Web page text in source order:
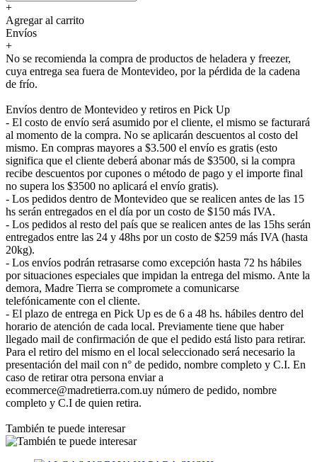
+
Agregar al carrito
Envíos
+
No se recomienda la compra de productos de heladera y freezer,
cuya entrega sea fuera de Montevideo, por la pérdida de la cadena
de frío.
Envíos dentro de Montevideo y retiros en Pick Up
- El costo de envío será asumido por el cliente, el mismo se facturará
al momento de la compra. No se aplicarán descuentos al costo del
mismo. En compras mayores a $3.500 el envío es gratis (esto
significa que el cliente deberá abonar más de $3500, si la compra
recibe descuentos por cupones o método de pago y el importe final
no supera los $3500 no aplicará el envío gratis).
- Los pedidos dentro de Montevideo que se realicen antes de las 15
hs serán entregados en el día por un costo de $150 más IVA.
- Los pedidos al resto del país que se realicen antes de las 15hs serán
entregados entre las 24 y 48hs por un costo de $259 más IVA (hasta
20kg).
- Los envíos podrán retrasarse como excepción hasta 72 hs hábiles
por situaciones especiales que impidan la entrega del mismo. Ante la
demora, Madre Tierra se compromete a comunicarse
telefónicamente con el cliente.
- El plazo de entrega en Pick Up es de 6 a 48 hs. hábiles dentro del
horario de atención de cada local. Previamente tiene que haber
llegado mail de confirmación de que el pedido está listo para retirar.
Para el retiro del mismo en el local seleccionado será necesario la
presentación del mail con n° de pedido, nombre completo y C.I. En
caso de retirar otra persona enviar a
ecommerce@madretierra.com.uy número de pedido, nombre
completo y C.I de quien retira.
También te puede interesar